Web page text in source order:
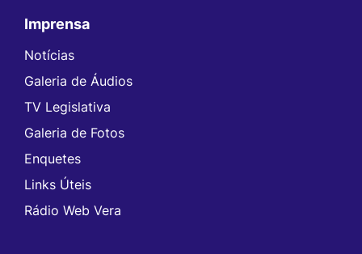
Imprensa
Notícias
Galeria de Áudios
TV Legislativa
Galeria de Fotos
Enquetes
Links Úteis
Rádio Web Vera